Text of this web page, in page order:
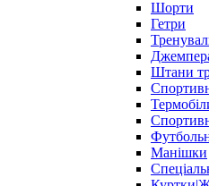
Шорти
Гетри
Штани
Манішки